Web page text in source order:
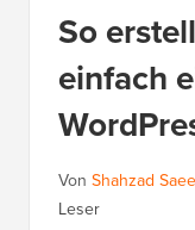
So
einfach
Von Shahzad
Leser